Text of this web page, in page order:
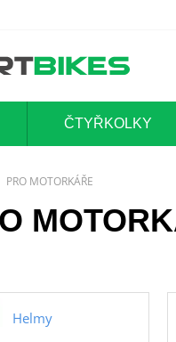
ČTYŘKOLKY
PRO MOTORKÁŘE
Helmy